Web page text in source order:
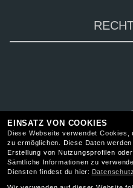
EINSATZ VON COOKIES
Diese Webseite verwendet
zu ermöglichen. Diese Daten
Erstellung von Nutzungsprofilen
Sämtliche Informationen zu
Diensten findest du hier: